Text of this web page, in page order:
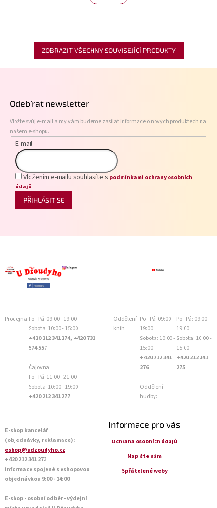
ZOBRAZIT VŠECHNY SOUVISEJÍCÍ PRODUKTY
Odebírat newsletter
Vložte svůj e-mail a my vám budeme zasílat informace o nových produktech na
našem e-shopu.
E-mail
Vložením e-mailu souhlasíte s podmínkami ochrany osobních
údajů
PŘIHLÁSIT SE
Prodejna:Po - Pá: 09:00 - 19:00
Sobota: 10:00 - 15:00
+420 212 341 274, +420 731
574 557
Čajovna:
Po - Pá: 11:00 - 21:00
Sobota: 10:00 - 19:00
+420 212 341 277
Oddělení
knih:
Po - Pá: 09:00 -
19:00
Sobota: 10:00 -
15:00
+420 212 341
276
Oddělení
hudby:
Po - Pá: 09:00 -
19:00
Sobota: 10:00 -
15:00
+420 212 341
275
E-shop kancelář
(objednávky, reklamace):
eshop@udzoudyho.cz
+420 212 341 273
informace spojené s eshopovou
objednávkou 9:00 - 14:00
E-shop - osobní odběr - výdejní
Informace pro vás
Ochrana osobních údajů
Napište nám
Spřátelené weby